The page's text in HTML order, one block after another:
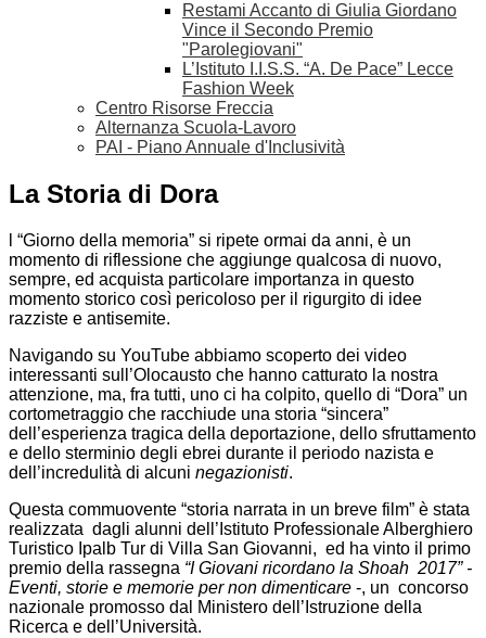
Restami Accanto di Giulia Giordano
Vince il Secondo Premio
"Parolegiovani"
L’Istituto I.I.S.S. “A. De Pace” Lecce
Fashion Week
Centro Risorse Freccia
Alternanza Scuola-Lavoro
PAI - Piano Annuale d'Inclusività
La Storia di Dora
l “Giorno della memoria” si ripete ormai da anni, è un
momento di riflessione che aggiunge qualcosa di nuovo,
sempre, ed acquista particolare importanza in questo
momento storico così pericoloso per il rigurgito di idee
razziste e antisemite.
Navigando su YouTube abbiamo scoperto dei video
interessanti sull’Olocausto che hanno catturato la nostra
attenzione, ma, fra tutti, uno ci ha colpito, quello di “Dora” un
cortometraggio che racchiude una storia “sincera”
dell’esperienza tragica della deportazione, dello sfruttamento
e dello sterminio degli ebrei durante il periodo nazista e
dell’incredulità di alcuni negazionisti.
Questa commuovente “storia narrata in un breve film” è stata
realizzata dagli alunni dell’Istituto Professionale Alberghiero
Turistico Ipalb Tur di Villa San Giovanni, ed ha vinto il primo
premio della rassegna “I Giovani ricordano la Shoah 2017” -
Eventi, storie e memorie per non dimenticare -, un concorso
nazionale promosso dal Ministero dell’Istruzione della
Ricerca e dell’Università.